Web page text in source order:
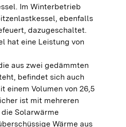
Im Winterbetrieb
ebenfalls
dazugeschaltet.
hat eine Leistung von
aus zwei gedämmten
befindet sich auch
einem Volumen von 26,5
ist mit mehreren
Solarwärme
Wärme aus